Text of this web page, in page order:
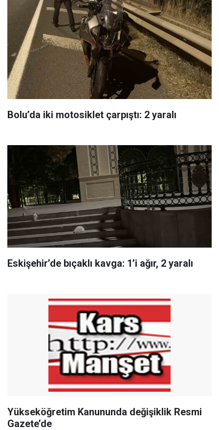
Bolu’da iki motosiklet çarpıştı: 2 yaralı
Eskişehir’de bıçaklı kavga: 1’i ağır, 2 yaralı
Yükseköğretim Kanununda değişiklik Resmi
Gazete’de